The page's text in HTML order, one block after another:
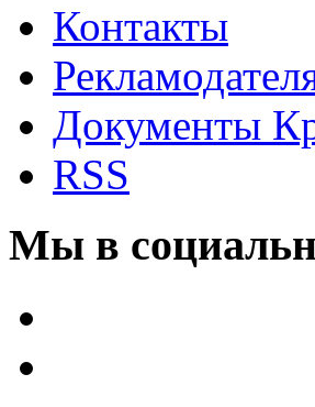
Контакты
Документы
RSS
Мы в